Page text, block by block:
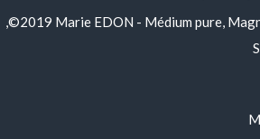
,©2019 Marie EDON - Médium pure,